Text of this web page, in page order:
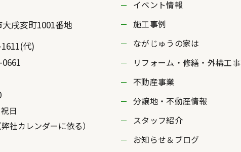
大戌亥町1001番地
(代)
日
レンダーに依る）
イベント情報
施工事例
ながじゅうの家は
リフォーム・修繕・外構工事
不動産事業
分譲地・不動産情報
スタッフ紹介
お知らせ＆ブログ